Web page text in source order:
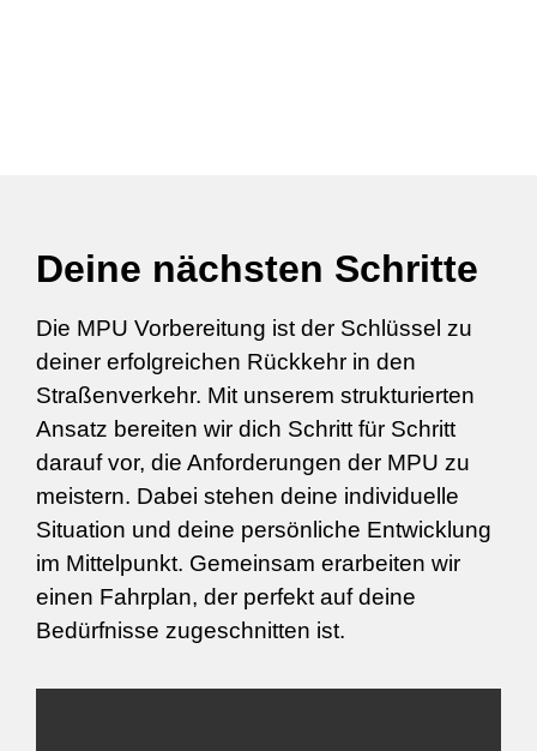
Deine nächsten Schritte
Die MPU Vorbereitung ist der Schlüssel zu
deiner erfolgreichen Rückkehr in den
Straßenverkehr. Mit unserem strukturierten
Ansatz bereiten wir dich Schritt für Schritt
darauf vor, die Anforderungen der MPU zu
meistern. Dabei stehen deine individuelle
Situation und deine persönliche Entwicklung
im Mittelpunkt. Gemeinsam erarbeiten wir
einen Fahrplan, der perfekt auf deine
Bedürfnisse zugeschnitten ist.